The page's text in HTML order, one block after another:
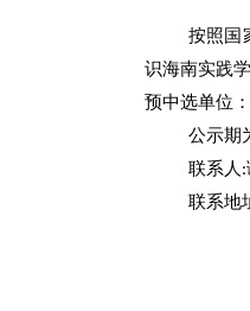
按照国
识海南实践
预中选单位
公示期
联系人 :
联系地